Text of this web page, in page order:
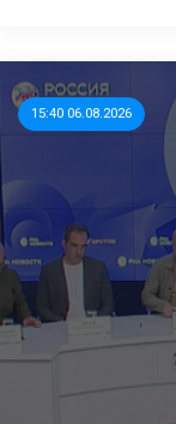
15:40 06.08.2026